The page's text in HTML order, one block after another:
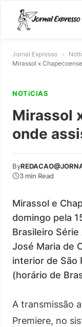
Jornal Expresso »
Mirassol x
NOTíCIAS
Mirassol
onde
By
3 min Read
Mirassol e
domingo pela
Brasileiro
José Maria de
interior de São
(horário de
A transmissão
Premiere, no